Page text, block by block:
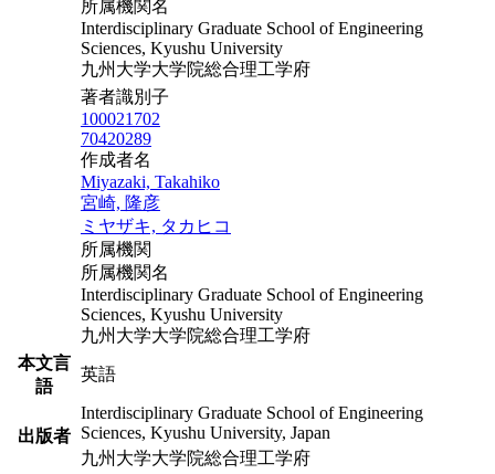
所属機関名
Interdisciplinary Graduate School of Engineering
Sciences, Kyushu University
九州大学大学院総合理工学府
著者識別子
100021702
70420289
作成者名
Miyazaki, Takahiko
宮崎, 隆彦
ミヤザキ, タカヒコ
所属機関
所属機関名
Interdisciplinary Graduate School of Engineering
Sciences, Kyushu University
九州大学大学院総合理工学府
本文言
語
英語
出版者
Interdisciplinary Graduate School of Engineering
Sciences, Kyushu University, Japan
九州大学大学院総合理工学府